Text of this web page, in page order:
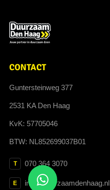
CONTACT
Guntersteinweg 377
2531 KA Den Haag
KvK: 57705046
BTW: NL852699037B01
T 070 364 3070
E info@duurzaamdenhaag.nl